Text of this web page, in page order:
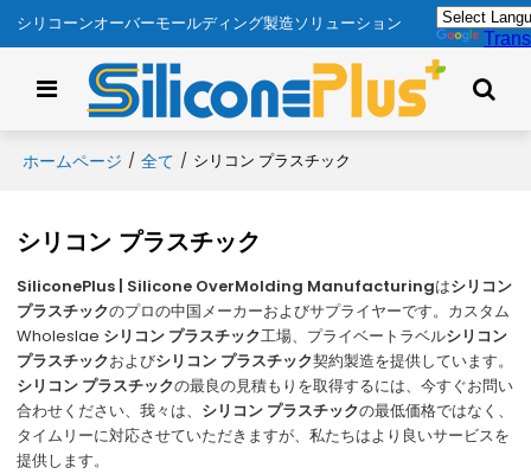
シリコーンオーバーモールディング製造ソリューション
ホームページ / 全て / シリコン プラスチック
シリコン プラスチック
SiliconePlus | Silicone OverMolding Manufacturingはシリコン
プラスチックのプロの中国メーカーおよびサプライヤーです。カスタム
Wholeslae シリコン プラスチック工場、プライベートラベルシリコン
プラスチックおよびシリコン プラスチック契約製造を提供しています。
シリコン プラスチックの最良の見積もりを取得するには、今すぐお問い
合わせください、我々は、 シリコン プラスチックの最低価格ではなく、
タイムリーに対応させていただきますが、私たちはより良いサービスを
提供します。